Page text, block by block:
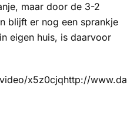
maar door de 3-2
blijft er nog een sprankje
eigen huis, is daarvoor
x5z0cjqhttp://